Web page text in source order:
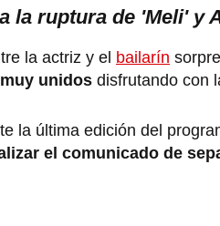
la ruptura de 'Meli' y
la actriz y el bailarín
unidos disfrutando con
la última edición del
el comunicado de